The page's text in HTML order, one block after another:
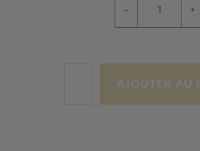
- +
AJOUTER AU